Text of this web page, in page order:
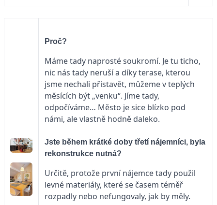
Proč?
Máme tady naprosté soukromí. Je tu ticho,
nic nás tady neruší a díky terase, kterou
jsme nechali přistavět, můžeme v teplých
měsících být „venku“. Jíme tady,
odpočíváme… Město je sice blízko pod
námi, ale vlastně hodně daleko.
Jste během krátké doby třetí nájemníci, byla
rekonstrukce nutná?
Určitě, protože první nájemce tady použil
levné materiály, které se časem téměř
rozpadly nebo nefungovaly, jak by měly.